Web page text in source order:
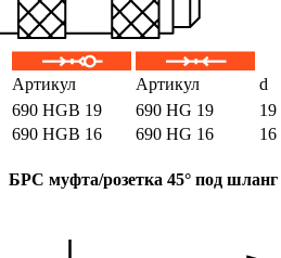
Артикул Артикул d
690 HGB 19
690 HG 19 19
690 HGB 16
690 HG 16 16
БРС муфта/розетка 45° под шланг